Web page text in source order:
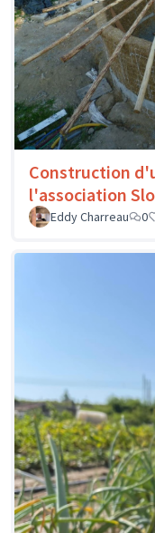
Construction
l'association
Eddy Charreau
0